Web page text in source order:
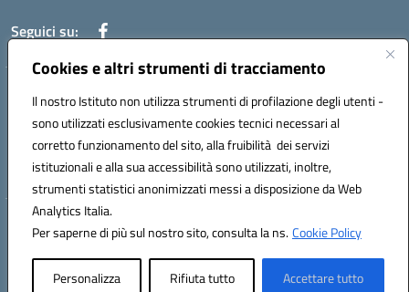
Cookies e altri strumenti di tracciamento
Il nostro Istituto non utilizza strumenti di profilazione degli utenti -
sono utilizzati esclusivamente cookies tecnici necessari al
corretto funzionamento del sito, alla fruibilità dei servizi
istituzionali e alla sua accessibilità sono utilizzati, inoltre,
strumenti statistici anonimizzati messi a disposizione da Web
Analytics Italia.
Per saperne di più sul nostro sito, consulta la ns.Cookie Policy
Personalizza Rifiuta tutto Accettare tutto
Seguici su:
Indirizzo: VIA BRECCIAME, 46 - 81024 MADDALONI (CE)
Mail: CEIC8AU001@istruzione.it - Pec: CEIC8AU001@pec.istruzione.it -
Telefono: 0823408721
Meccanografico: CEIC8AU001
Codice fiscale: 93086080616
Hosting & Powered by 3D Solution S.r.l.
Concept & Design by Designers Italia